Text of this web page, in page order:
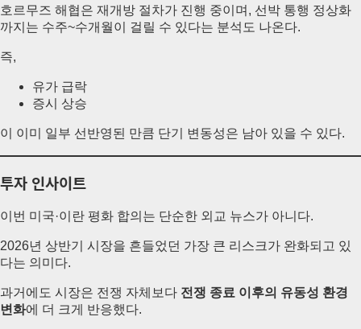
호르무즈 해협은 재개방 절차가 진행 중이며, 선박 통행 정상화
까지는 수주~수개월이 걸릴 수 있다는 분석도 나온다.
즉,
유가 급락
증시 상승
이 이미 일부 선반영된 만큼 단기 변동성은 남아 있을 수 있다.
투자 인사이트
이번 미국·이란 평화 합의는 단순한 외교 뉴스가 아니다.
2026년 상반기 시장을 흔들었던 가장 큰 리스크가 완화되고 있
다는 의미다.
과거에도 시장은 전쟁 자체보다 전쟁 종료 이후의 유동성 환경
변화에 더 크게 반응했다.